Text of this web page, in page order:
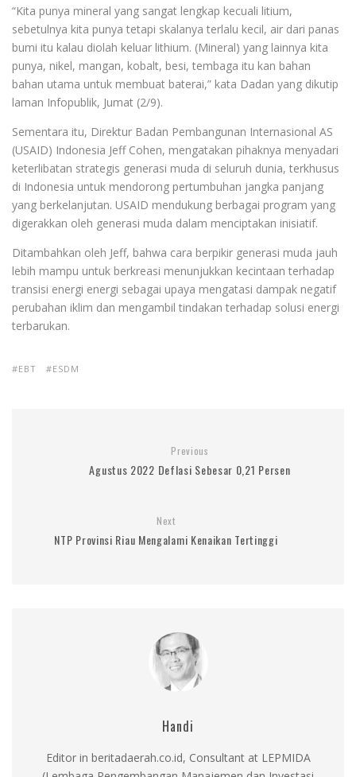
“Kita punya mineral yang sangat lengkap kecuali litium,
sebetulnya kita punya tetapi skalanya terlalu kecil, air dari panas
bumi itu kalau diolah keluar lithium. (Mineral) yang lainnya kita
punya, nikel, mangan, kobalt, besi, tembaga itu kan bahan
bahan utama untuk membuat baterai,” kata Dadan yang dikutip
laman Infopublik, Jumat (2/9).
Sementara itu, Direktur Badan Pembangunan Internasional AS
(USAID) Indonesia Jeff Cohen, mengatakan pihaknya menyadari
keterlibatan strategis generasi muda di seluruh dunia, terkhusus
di Indonesia untuk mendorong pertumbuhan jangka panjang
yang berkelanjutan. USAID mendukung berbagai program yang
digerakkan oleh generasi muda dalam menciptakan inisiatif.
Ditambahkan oleh Jeff, bahwa cara berpikir generasi muda jauh
lebih mampu untuk berkreasi menunjukkan kecintaan terhadap
transisi energi energi sebagai upaya mengatasi dampak negatif
perubahan iklim dan mengambil tindakan terhadap solusi energi
terbarukan.
EBT ESDM
Previous
Agustus 2022 Deflasi Sebesar 0,21 Persen
Next
NTP Provinsi Riau Mengalami Kenaikan Tertinggi
Handi
Editor in beritadaerah.co.id, Consultant at LEPMIDA